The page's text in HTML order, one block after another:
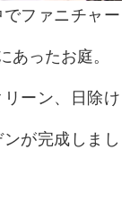
ファニチャー
あったお庭。
ーン、日除け
が完成しまし